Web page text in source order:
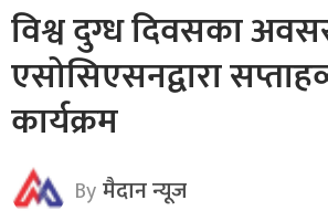
विश्व दुग्ध दिवसका
एसोसिएसनद्वारा
कार्यक्रम
Byमैदान न्यूज